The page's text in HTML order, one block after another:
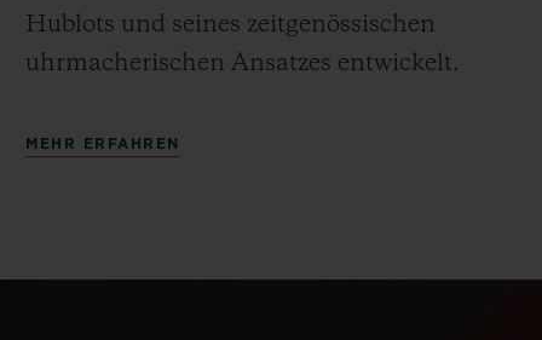
Hublots und seines zeitgenössischen
uhrmacherischen Ansatzes entwickelt.
MEHR ERFAHREN